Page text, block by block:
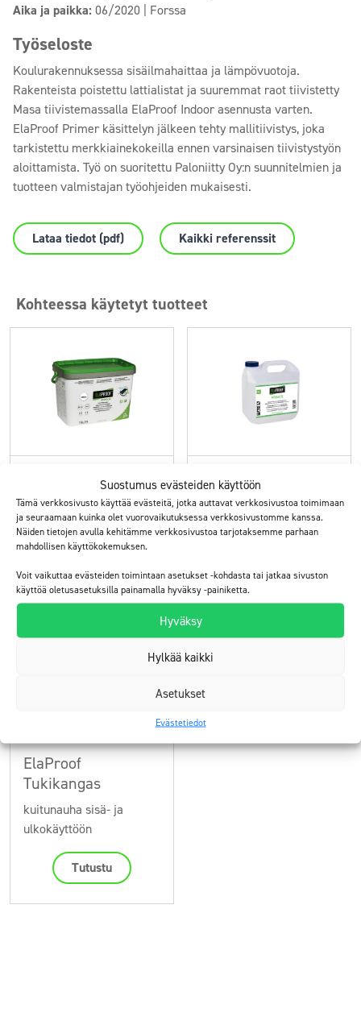
Suostumus evästeiden käyttöön
Tämä verkkosivusto käyttää evästeitä, jotka auttavat verkkosivustoa toimimaan
ja seuraamaan kuinka olet vuorovaikutuksessa verkkosivustomme kanssa.
Näiden tietojen avulla kehitämme verkkosivustoa tarjotaksemme parhaan
mahdollisen käyttökokemuksen.
Voit vaikuttaa evästeiden toimintaan asetukset -kohdasta tai jatkaa sivuston
käyttöä oletusasetuksilla painamalla hyväksy -painiketta.
Hyväksy
Hylkää kaikki
Asetukset
Evästetiedot
Aika ja paikka: 06/2020 | Forssa
Työseloste
Koulurakennuksessa sisäilmahaittaa ja lämpövuotoja.
Rakenteista poistettu lattialistat ja suuremmat raot tiivistetty
Masa tiivistemassalla ElaProof Indoor asennusta varten.
ElaProof Primer käsittelyn jälkeen tehty mallitiivistys, joka
tarkistettu merkkiainekokeilla ennen varsinaisen tiivistystyön
aloittamista. Työ on suoritettu Paloniitty Oy:n suunnitelmien ja
tuotteen valmistajan työohjeiden mukaisesti.
Lataa tiedot (pdf) Kaikki referenssit
Kohteessa käytetyt tuotteet
ElaProof Indoor H
käsimassa sisäkäyttöön
ElaProof Primer
pohjustusaine sisä- ja
ulkokäyttöön
ElaProof
Tukikangas
kuitunauha sisä- ja
ulkokäyttöön
Tutustu